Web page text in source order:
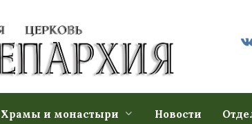
Храмы и монастыри Новости